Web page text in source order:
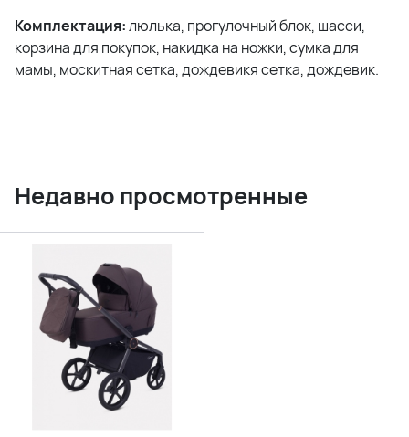
Комплектация:люлька, прогулочный блок, шасси,
корзина для покупок, накидка на ножки, сумка для
мамы, москитная сетка, дождевикя сетка, дождевик.
Недавно просмотренные